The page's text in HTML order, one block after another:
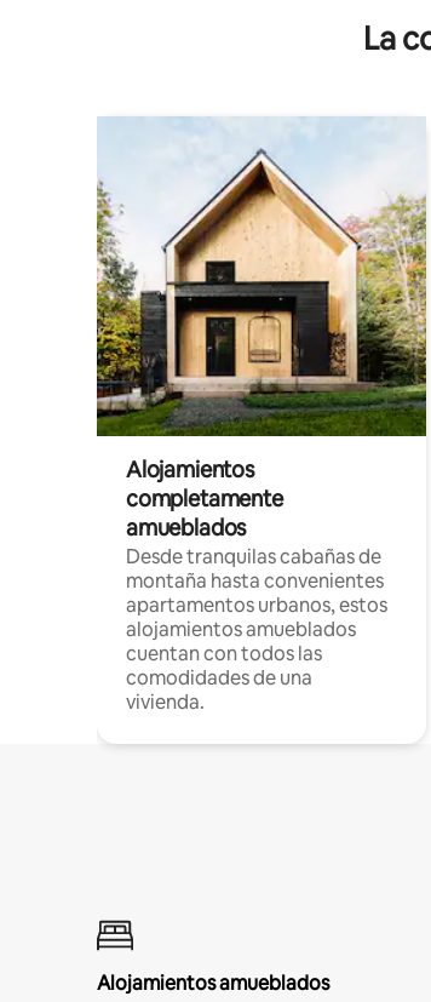
La
Alojamientos
completamente
amueblados
Desde tranquilas cabañas de
montaña hasta convenientes
apartamentos urbanos, estos
alojamientos amueblados
cuentan con todos las
comodidades de una
vivienda.
Alojamientos amueblados